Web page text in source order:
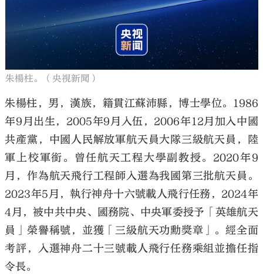
朱楊柱。（央視新聞）
朱楊柱，男，漢族，籍貫江蘇沛縣，博士學位。1986
年9月出生，2005年9月入伍，2006年12月加入中國
共產黨，中國人民解放軍航天員大隊三級航天員，陸
軍上校軍銜。曾任航天工程大學副教授。2020年9
月，作為航天飛行工程師入選為我國第三批航天員。
2023年5月，執行神舟十六號載人飛行任務，2024年
4月，被中共中央、國務院、中央軍委授予「英雄航天
員」榮譽稱號，並獲「三級航天功勳獎章」。經全面
考評，入選神舟二十三號載人飛行任務乘組並擔任指
令長。